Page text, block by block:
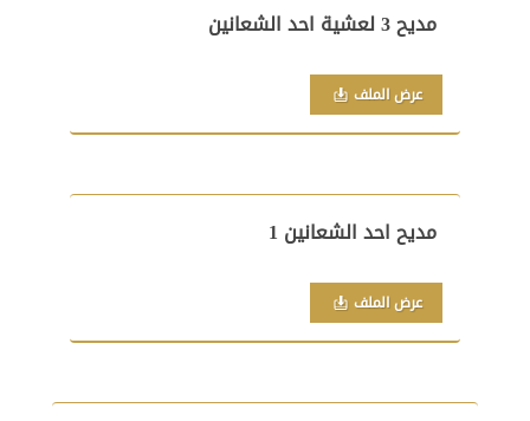
مديح 3 لعشية احد الشعانين
عرض الملف
مديح احد الشعانين 1
عرض الملف